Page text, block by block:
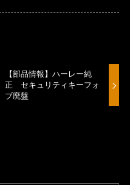
【部品情報】ハーレー純
正 セキュリティキーフォ
ブ廃盤